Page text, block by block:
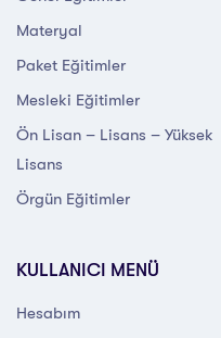
Materyal
Paket Eğitimler
Mesleki Eğitimler
Ön Lisan – Lisans – Yüksek
Lisans
Örgün Eğitimler
KULLANICI MENÜ
Hesabım